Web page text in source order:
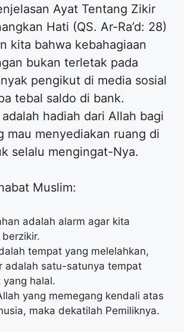
Ayat Tentang Zikir
Hati (QS. Ar-Ra’d: 28)
kita bahwa kebahagiaan
bukan terletak pada
pengikut di media sosial
tebal saldo di bank.
hadiah dari Allah bagi
mau menyediakan ruang di
selalu mengingat-Nya.
Muslim:
adalah alarm agar kita
tempat yang melelahkan,
adalah satu-satunya tempat
yang halal.
yang memegang kendali atas
maka dekatilah Pemiliknya.